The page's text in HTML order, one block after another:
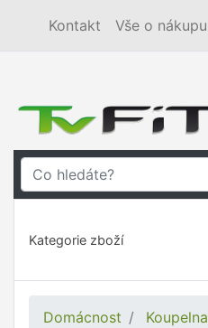
Kontakt Vše o nákupu
Kategorie zboží
Domácnost Koupelna